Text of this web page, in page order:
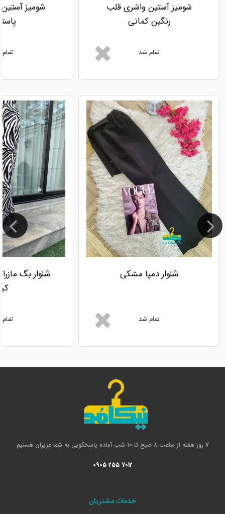
شومیز آستین واشری قلب
رنگین کمانی
تمام شد
شومیز
شلوار دمپا مشکی
تمام شد
شلوار بگ
7 روز هفته از ساعت 8 صبح تا 10 شب آماده پاسخگویی به شما عزیزان هستیم
0905 255 7012
خدمات مشتریان